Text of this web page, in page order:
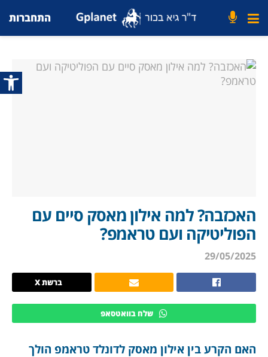
פתח
התחברות
האכזבה? למה אילון מאסק סיים עם
הפוליטיקה ועם טראמפ?
29/05/2025
ברשת X
שלח בוואטסאפ
האם הקרע בין אילון מאסק לדונלד טראמפ הולך